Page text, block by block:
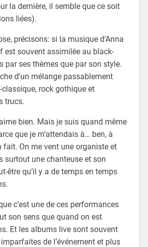
la dernière, il semble que ce soit
liées).
précisons: si la musique d’Anna
est souvent assimilée au black-
par ses thèmes que par son style.
d’un mélange passablement
rock gothique et
trucs.
bien. Mais je suis quand même
que je m’attendais à… ben, à
fait. On me vent une organiste et
surtout une chanteuse et son
être qu’il y a de temps en temps
c’est une de ces performances
son sens que quand on est
Et les albums live sont souvent
de l’événement et plus